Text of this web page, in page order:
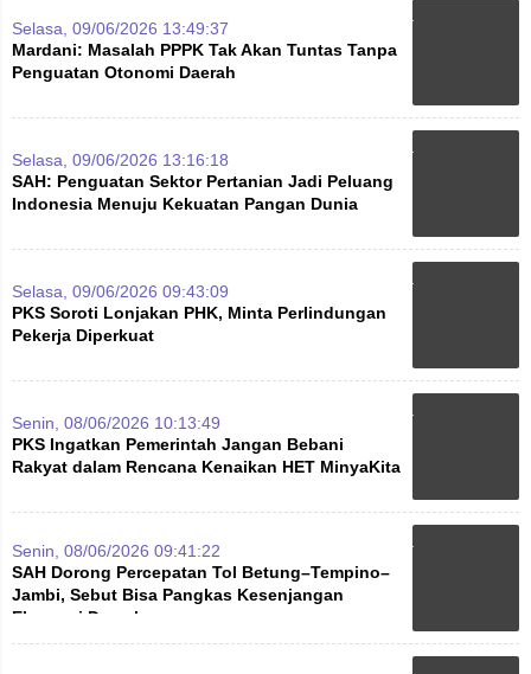
Selasa, 09/06/2026 13:49:37
Mardani: Masalah PPPK Tak Akan Tuntas Tanpa
Penguatan Otonomi Daerah
Selasa, 09/06/2026 13:16:18
SAH: Penguatan Sektor Pertanian Jadi Peluang
Indonesia Menuju Kekuatan Pangan Dunia
Selasa, 09/06/2026 09:43:09
PKS Soroti Lonjakan PHK, Minta Perlindungan
Pekerja Diperkuat
Senin, 08/06/2026 10:13:49
PKS Ingatkan Pemerintah Jangan Bebani
Rakyat dalam Rencana Kenaikan HET MinyaKita
Senin, 08/06/2026 09:41:22
SAH Dorong Percepatan Tol Betung–Tempino–
Jambi, Sebut Bisa Pangkas Kesenjangan
Ekonomi Daerah